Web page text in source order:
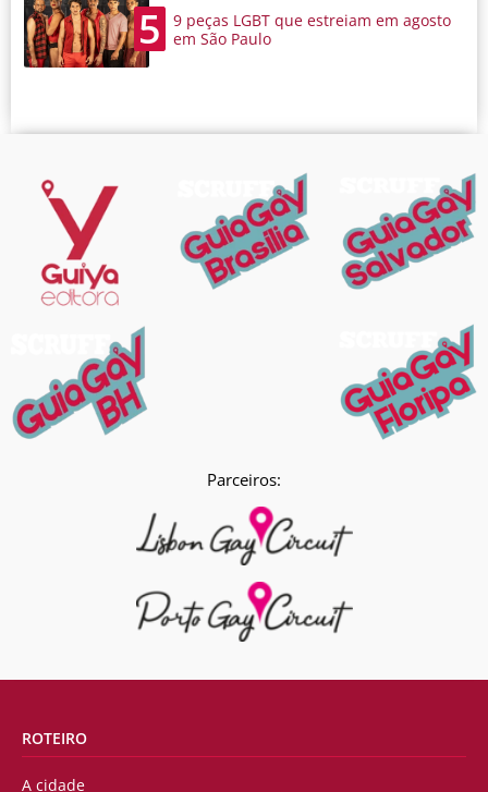
5
9 peças LGBT que estreiam em agosto
em São Paulo
Parceiros:
ROTEIRO
A cidade